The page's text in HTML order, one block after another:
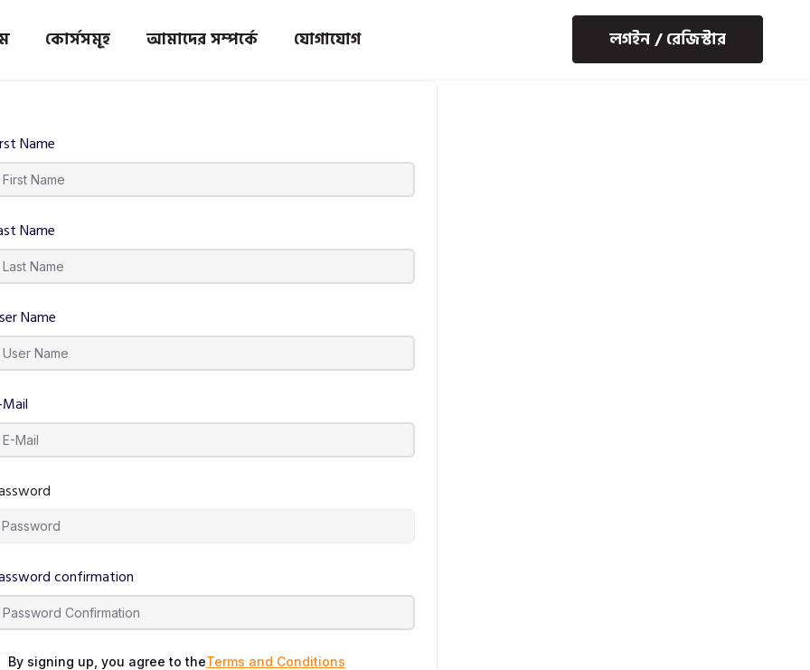
কোর্সসমূহ আমাদের সম্পর্কে যোগাযোগ লগইন / রেজিস্টার
Name
Name
Name
confirmation
By signing up, you agree to theTerms and Conditions